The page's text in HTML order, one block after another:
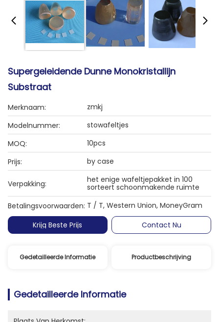
Supergeleidende Dunne Monokristallijn
Substraat
Merknaam:
zmkj
Modelnummer:
stowafeltjes
MOQ:
10pcs
Prijs:
by case
Verpakking:
het enige wafeltjepakket in 100
sorteert schoonmakende ruimte
Betalingsvoorwaarden: T / T, Western Union, MoneyGram
Krijg Beste Prijs
Contact Nu
Gedetailleerde Informatie Productbeschrijving
Gedetailleerde Informatie